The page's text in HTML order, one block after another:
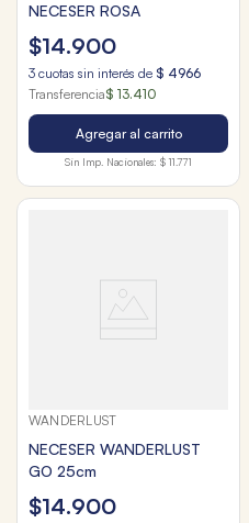
NECESER ROSA
$14.900
3 cuotas sin interés de $ 4966
Transferencia$ 13.410
Agregar al carrito
Sin Imp. Nacionales: $ 11.771
WANDERLUST
NECESER WANDERLUST
GO 25cm
$14.900